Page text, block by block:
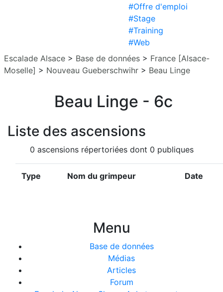
#Offre d'emploi
#Stage
#Training
#Web
Escalade Alsace > Base de données > France [Alsace-
Moselle] > Nouveau Gueberschwihr > Beau Linge
Beau Linge - 6c
Liste des ascensions
0 ascensions répertoriées dont 0 publiques
Type Nom du grimpeur Date
Menu
Base de données
Médias
Articles
Forum